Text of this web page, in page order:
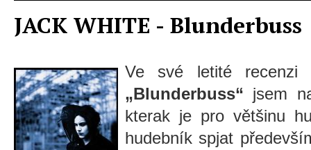
JACK WHITE - Blunderbuss
Ve své letité recenzi
„Blunderbuss“ jsem
kterak je pro většinu
hudebník spjat